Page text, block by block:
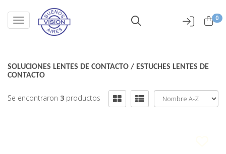
0
Toggle navigation
SOLUCIONES LENTES DE CONTACTO / ESTUCHES LENTES DE
CONTACTO
Se encontraron 3 productos